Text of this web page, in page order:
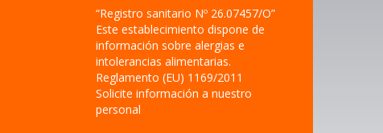
“Registro sanitario Nº 26.07457/O”
Este establecimiento dispone de
información sobre alergias e
intolerancias alimentarias.
Reglamento (EU) 1169/2011
Solicite información a nuestro
personal